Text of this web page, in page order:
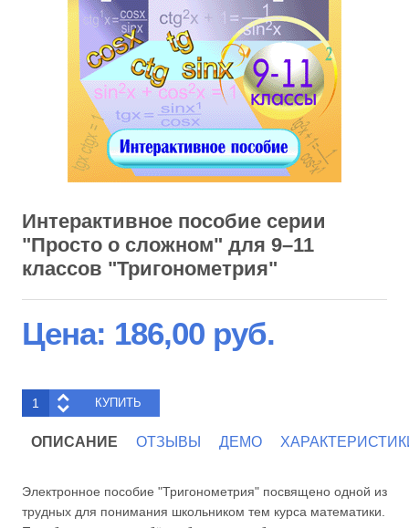
Интерактивное пособие серии
"Просто о сложном" для 9–11
классов "Тригонометрия"
Цена: 186,00 руб.
ОПИСАНИЕ ОТЗЫВЫ ДЕМО
Электронное пособие "Тригонометрия" посвящено од­ной из
трудных для понимания школьником тем курса математики.